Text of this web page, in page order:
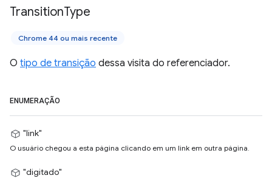
TransitionType
Chrome 44 ou mais recente
O tipo de transição dessa visita do referenciador.
ENUMERAÇÃO
"link"
O usuário chegou a esta página clicando em um link em outra página.
"digitado"